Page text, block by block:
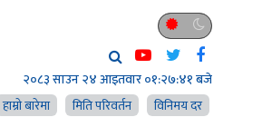
२०८३ साउन २४ आइतवार०१:२७:४२ बजे
हाम्राे बारेमा
मिति परिवर्तन विनिमय दर